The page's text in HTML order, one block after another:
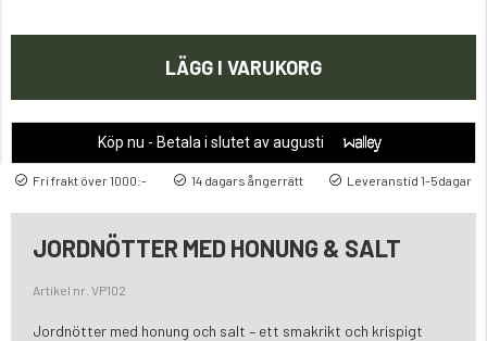
LÄGG I VARUKORG
Köp nu - Betala i slutet av augusti
Fri frakt över 1000:- 14 dagars ångerrätt Leveranstid 1-5dagar
JORDNÖTTER MED HONUNG & SALT
Artikel nr. VP102
Jordnötter med honung och salt – ett smakrikt och krispigt